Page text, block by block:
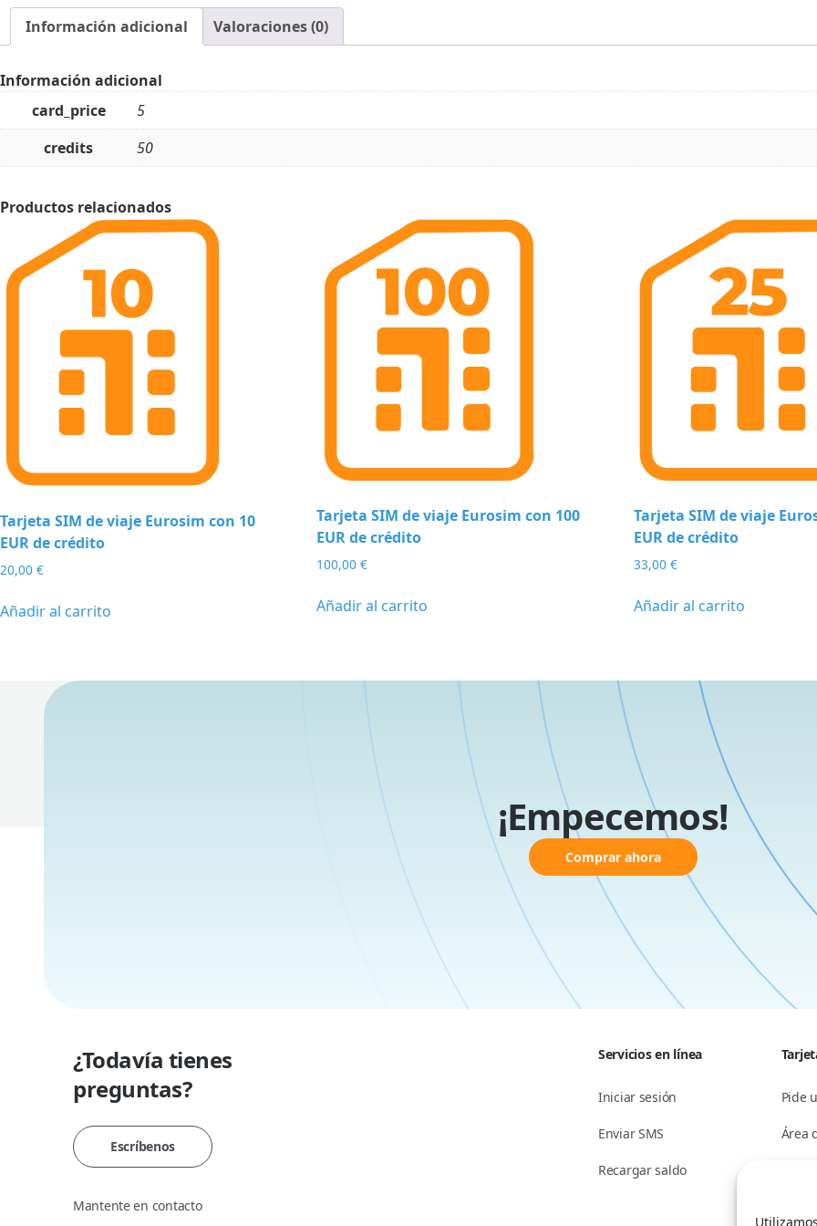
Información adicional Valoraciones (0)
Información adicional
card_price
5
credits
50
Productos relacionados
Tarjeta SIM de viaje Eurosim con 10
EUR de crédito
20,00 €
Añadir al carrito
Tarjeta SIM de viaje Eurosim con 100
EUR de crédito
100,00€
Añadir al carrito
Tarjeta SIM de viaje
EUR de crédito
33,00 €
Añadir al carrito
¡Empecemos!
Comprar ahora
¿Todavía tienes
preguntas?
Escríbenos
Mantente en contacto
Servicios en línea
Iniciar sesión
Enviar SMS
Recargar saldo
Pide
Área